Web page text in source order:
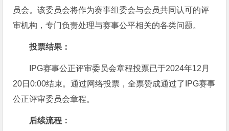
员会。该委员会将作为赛事组委会与会员共同认可的评
审机构，专门负责处理与赛事公平相关的各类问题。
投票结果：
IPG赛事公正评审委员会章程投票已于2024年12月
20日0:00结束。通过网络投票，全票赞成通过了IPG赛事
公正评审委员会章程。
后续流程：